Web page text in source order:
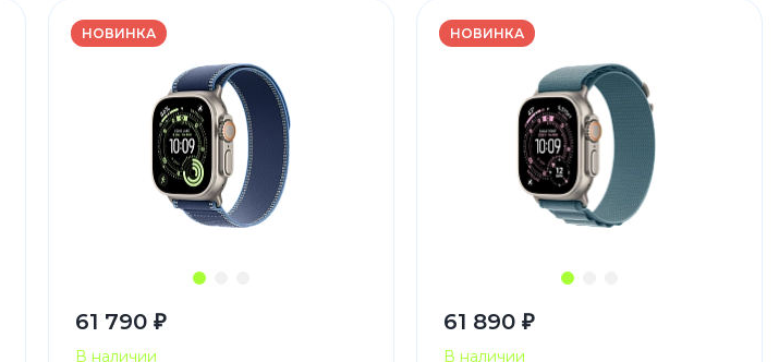
НОВИНКА
61 790 ₽
В наличии
НОВИНКА
61 890 ₽
В наличии